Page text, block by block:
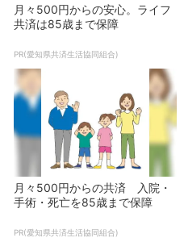
月々500円からの安心。ライフ
共済は85歳まで保障
PR(愛知県共済生活協同組合)
月々500円からの共済 入院・
手術・死亡を85歳まで保障
PR(愛知県共済生活協同組合)